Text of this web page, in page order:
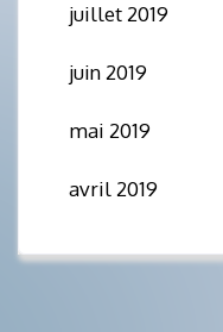
juillet 2019
juin 2019
mai 2019
avril 2019